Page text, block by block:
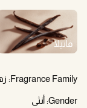
فانيلا
Fragrance Family:
Gender: أنثى